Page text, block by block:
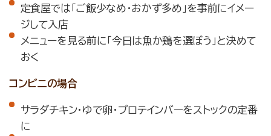
定食屋では「ご飯少なめ・おかず多め」を事前にイメー
ジして入店
メニューを見る前に「今日は魚か鶏を選ぼう」と決めて
おく
コンビニの場合
サラダチキン・ゆで卵・プロテインバーをストックの定番
に